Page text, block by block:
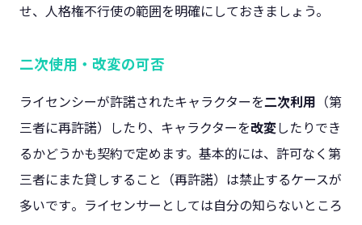
せ、人格権不行使の範囲を明確にしておきましょう。
二次使用・改変の可否
ライセンシーが許諾されたキャラクターを二次利用 （第
三者に再許諾）したり、キャラクターを改変したりでき
るかどうかも契約で定めます。基本的には、許可なく第
三者にまた貸しすること（再許諾）は禁止するケースが
多いです​。ライセンサーとしては自分の知らないところ